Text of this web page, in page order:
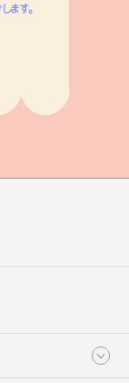
ます。